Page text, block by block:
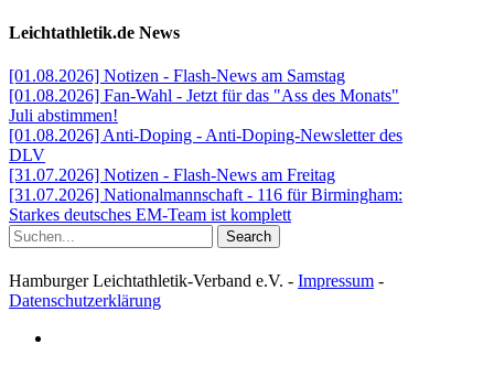
Leichtathletik.de News
[01.08.2026] Notizen - Flash-News am Samstag
[01.08.2026] Fan-Wahl - Jetzt für das "Ass des Monats"
Juli abstimmen!
[01.08.2026] Anti-Doping - Anti-Doping-Newsletter des
DLV
[31.07.2026] Notizen - Flash-News am Freitag
[31.07.2026] Nationalmannschaft - 116 für Birmingham:
Starkes deutsches EM-Team ist komplett
Search
Hamburger Leichtathletik-Verband e.V. - Impressum -
Datenschutzerklärung